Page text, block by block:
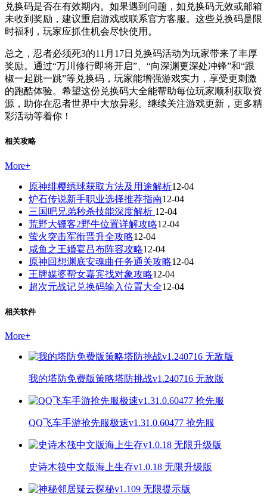
兑换码是否在有效期内。如果遇到问题，如兑换码无效或邮箱
未收到奖励，建议重启游戏或联系官方客服。这些兑换码是限
时福利，玩家应抓住机会尽快使用。
总之，忍者必须死3的11月17日兑换码活动为玩家带来了丰厚
奖励。通过“万川修行即将开启”、“向深渊更深处冲锋”和“跟
椒一起跳一跳”等兑换码，玩家能增强游戏实力，享受更刺激
的跑酷体验。希望这份兑换码大全能帮助每位玩家顺利获取资
源，助你在忍者世界中大放异彩。继续关注游戏更新，更多精
彩活动等着你！
相关攻略
More+
原神绯樱绣球获取方法及用途解析12-04
炉石传说新手职业选择推荐指南12-04
三国吧兄弟秒杀技能深度解析 12-04
荒野大镖客2野牛位置详解攻略12-04
萤火突击军衔晋升全攻略12-04
咸鱼之王婚宴吕布阵容攻略12-04
原神回想渊底安魂曲任务通关攻略12-04
王牌媒婆帮女嘉宾找对象攻略12-04
超次元战记兑换码输入位置大全12-04
相关软件
More+
我的塔防免费版策略塔防挑战v1.240716 无敌版
QQ飞车手游抢先服极速v1.31.0.60477 抢先服
史诗木筏中文版海上生存v1.0.18 无限升级版